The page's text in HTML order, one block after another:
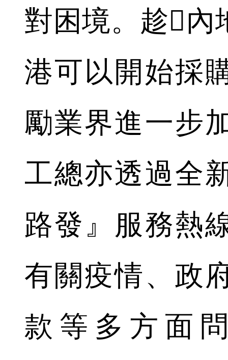
對困境。趁內
港可以開始採
勵業界進一步
工總亦透過全
路發』服務熱
有關疫情、政
款等多方面